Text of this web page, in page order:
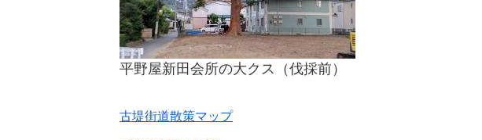
平野屋新田会所の大クス（伐採前）
古堤街道散策マップ